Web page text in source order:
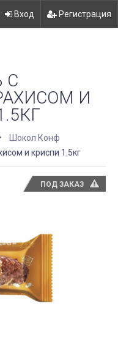
Вход Регистрация
С
И
Шокол Конф
и криспи 1.5кг
ПОД ЗАКАЗ